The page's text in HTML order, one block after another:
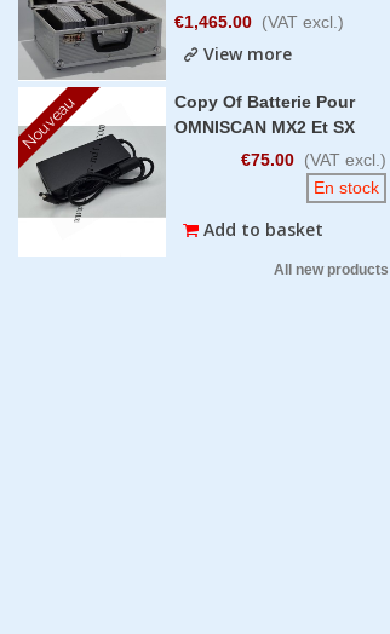
€1,465.00 (VAT excl.)
View more
Nouveau
Copy Of Batterie Pour
OMNISCAN MX2 Et SX
€75.00 (VAT excl.)
En stock
Add to basket
All new products